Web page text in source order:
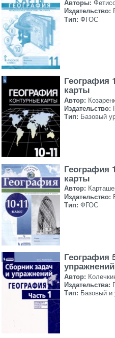
Авторы:
Издательство:
Тип: ФГОС
География
карты
Автор:
Издательство:
Тип: Базовый
География
карты
Автор:
Издательство:
Тип: ФГОС
География
упражнений
Автор:
Издательства:
Тип: Базовый и